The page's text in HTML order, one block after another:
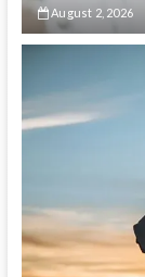
August 2, 2026